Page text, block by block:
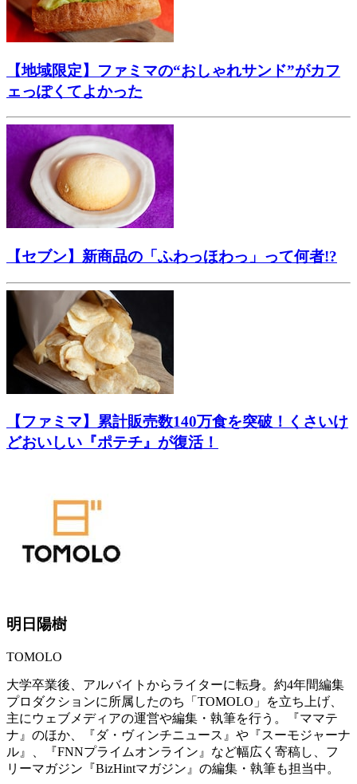
【地域限定】ファミマの“おしゃれサンド”がカフ
ェっぽくてよかった
【セブン】新商品の「ふわっほわっ」って何者!?
【ファミマ】累計販売数140万食を突破！くさいけ
どおいしい『ポテチ』が復活！
明日陽樹
TOMOLO
大学卒業後、アルバイトからライターに転身。約4年間編集
プロダクションに所属したのち「TOMOLO」を立ち上げ、
主にウェブメディアの運営や編集・執筆を行う。『ママテ
ナ』のほか、『ダ・ヴィンチニュース』や『スーモジャーナ
ル』、『FNNプライムオンライン』など幅広く寄稿し、フ
リーマガジン『BizHintマガジン』の編集・執筆も担当中。